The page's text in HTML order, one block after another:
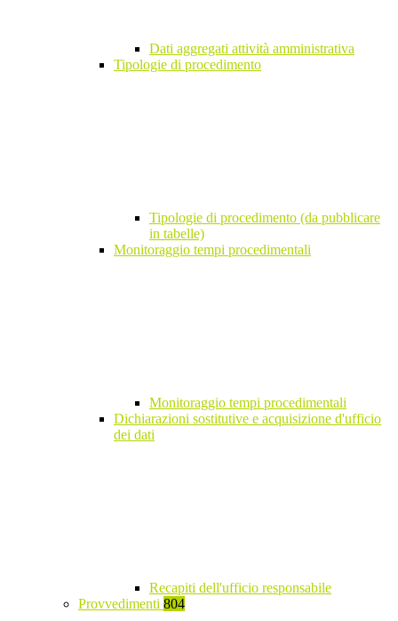
Dati aggregati attività amministrativa
Tipologie di procedimento
Tipologie di procedimento (da pubblicare
in tabelle)
Monitoraggio tempi procedimentali
Monitoraggio tempi procedimentali
Dichiarazioni sostitutive e acquisizione d'ufficio
dei dati
Recapiti dell'ufficio responsabile
Provvedimenti 804